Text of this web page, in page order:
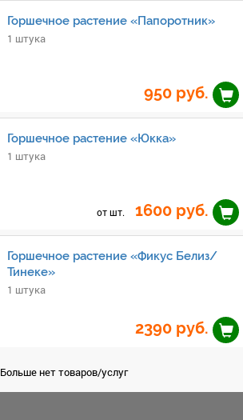
Горшечное растение «Папоротник»
1 штука
950 руб.
Горшечное растение «Юкка»
1 штука
от шт. 1600 руб.
Горшечное растение «Фикус Белиз/
Тинеке»
1 штука
2390 руб.
Больше нет товаров/услуг